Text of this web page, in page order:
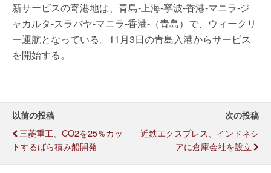
新サービスの寄港地は、青島-上海-寧波-香港-マニラ-ジ
ャカルタ-スラバヤ-マニラ-香港-（青島）で、ウィークリ
ー運航となっている。11月3日の青島入港からサービス
を開始する。
以前の投稿
三菱重工、CO2を25％カッ
トするばら積み船開発
次の投稿
近鉄エクスプレス、インドネシ
アに倉庫会社を設立